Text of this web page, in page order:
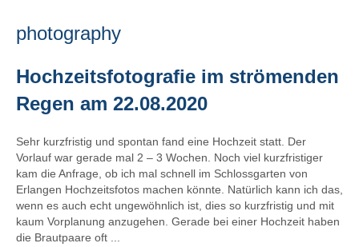
photography
Hochzeitsfotografie im strömenden
Regen am 22.08.2020
Sehr kurzfristig und spontan fand eine Hochzeit statt. Der
Vorlauf war gerade mal 2 – 3 Wochen. Noch viel kurzfristiger
kam die Anfrage, ob ich mal schnell im Schlossgarten von
Erlangen Hochzeitsfotos machen könnte. Natürlich kann ich das,
wenn es auch echt ungewöhnlich ist, dies so kurzfristig und mit
kaum Vorplanung anzugehen. Gerade bei einer Hochzeit haben
die Brautpaare oft ...